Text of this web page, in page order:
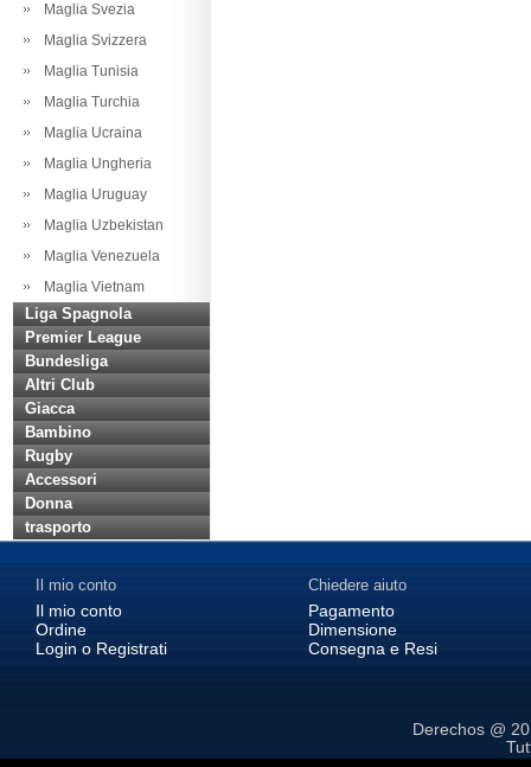
Maglia Svezia
Maglia Svizzera
Maglia Tunisia
Maglia Turchia
Maglia Ucraina
Maglia Ungheria
Maglia Uruguay
Maglia Uzbekistan
Maglia Venezuela
Maglia Vietnam
Liga Spagnola
Premier League
Bundesliga
Altri Club
Giacca
Bambino
Rugby
Accessori
Donna
trasporto
Il mio conto
Il mio conto
Ordine
Login o Registrati
Chiedere aiuto
Pagamento
Dimensione
Consegna e Resi
Derechos @